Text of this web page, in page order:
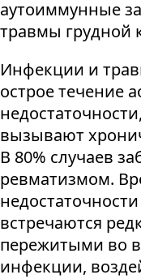
аутоиммунные
травмы грудной
Инфекции и
острое течение
вызывают
В 80% случаев
ревматизмом.
встречаются
пережитыми во
инфекции,